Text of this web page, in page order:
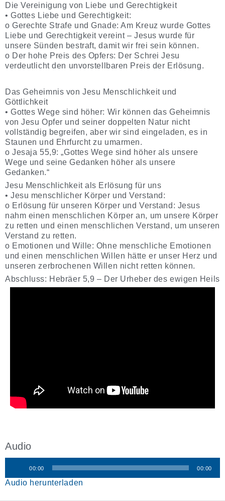
Die Vereinigung von Liebe und Gerechtigkeit
• Gottes Liebe und Gerechtigkeit:
o Gerechte Strafe und Gnade: Am Kreuz wurde Gottes
Liebe und Gerechtigkeit vereint – Jesus wurde für
unsere Sünden bestraft, damit wir frei sein können.
o Der hohe Preis des Opfers: Der Schrei Jesu
verdeutlicht den unvorstellbaren Preis der Erlösung.
Das Geheimnis von Jesu Menschlichkeit und
Göttlichkeit
• Gottes Wege sind höher: Wir können das Geheimnis
von Jesu Opfer und seiner doppelten Natur nicht
vollständig begreifen, aber wir sind eingeladen, es in
Staunen und Ehrfurcht zu umarmen.
o Jesaja 55,9: „Gottes Wege sind höher als unsere
Wege und seine Gedanken höher als unsere
Gedanken.“
Jesu Menschlichkeit als Erlösung für uns
• Jesu menschlicher Körper und Verstand:
o Erlösung für unseren Körper und Verstand: Jesus
nahm einen menschlichen Körper an, um unsere Körper
zu retten und einen menschlichen Verstand, um unseren
Verstand zu retten.
o Emotionen und Wille: Ohne menschliche Emotionen
und einen menschlichen Willen hätte er unser Herz und
unseren zerbrochenen Willen nicht retten können.
Abschluss: Hebräer 5,9 – Der Urheber des ewigen Heils
Audio
Audio-
00:00 00:00
Audio herunterladen